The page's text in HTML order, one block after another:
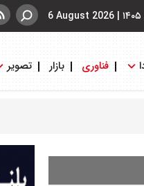
|
6 August 2026
فناوری بازار تصویر